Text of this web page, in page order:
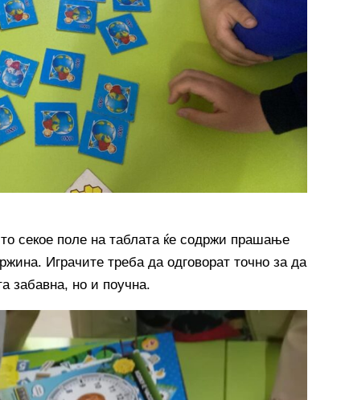
секое поле на таблата ќе содржи прашање
Играчите треба да одговорат точно за да
забавна, но и поучна.